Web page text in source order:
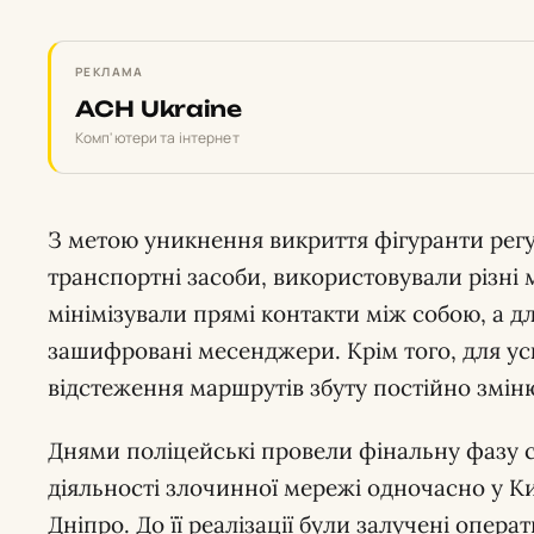
РЕКЛАМА
ACH Ukraine
Комп'ютери та інтернет
З метою уникнення викриття фігуранти
транспортні засоби, використовували
мінімізували прямі контакти між собою, а
зашифровані месенджери. Крім того, для
відстеження маршрутів збуту постійно
Днями поліцейські провели фінальну фазу
діяльності злочинної мережі одночасно у
Дніпро. До її реалізації були залучені